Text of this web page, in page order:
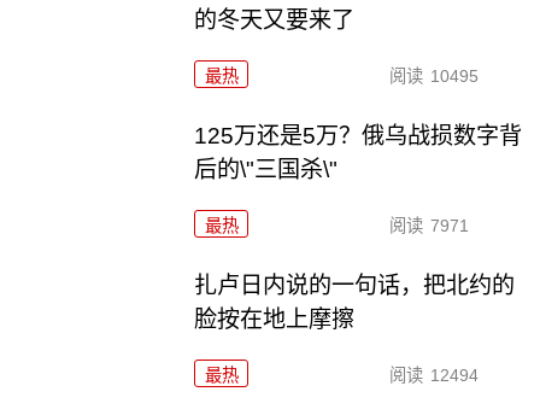
的冬天又要来了
最热 阅读 10495
125万还是5万？俄乌战损数字背
后的\"三国杀\"
最热 阅读 7971
扎卢日内说的一句话，把北约的
脸按在地上摩擦
最热 阅读 12494